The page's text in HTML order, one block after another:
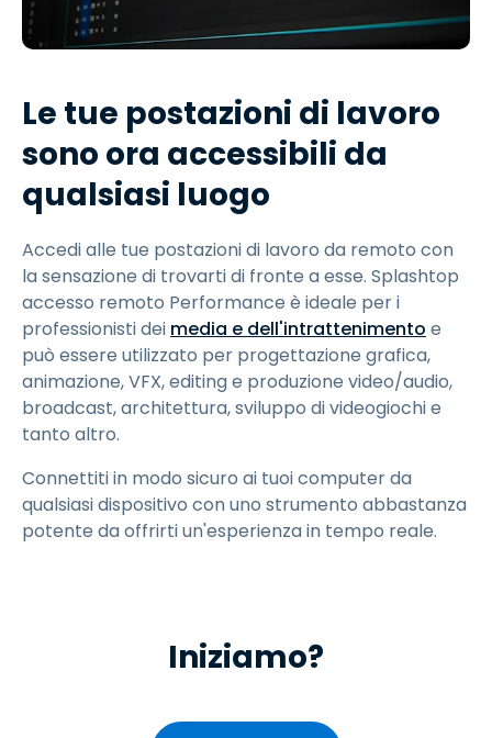
Le tue postazioni di lavoro
sono ora accessibili da
qualsiasi luogo
Accedi alle tue postazioni di lavoro da remoto con
la sensazione di trovarti di fronte a esse. Splashtop
accesso remoto Performance è ideale per i
professionisti dei media e dell'intrattenimento e
può essere utilizzato per progettazione grafica,
animazione, VFX, editing e produzione video/audio,
broadcast, architettura, sviluppo di videogiochi e
tanto altro.
Connettiti in modo sicuro ai tuoi computer da
qualsiasi dispositivo con uno strumento abbastanza
potente da offrirti un'esperienza in tempo reale.
Iniziamo?